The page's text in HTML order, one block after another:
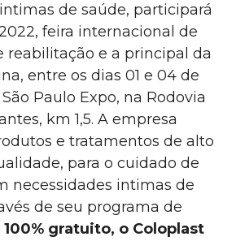
de saúde, participará
feira internacional de
reabilitação e a principal da
entre os dias 01 e 04 de
Paulo Expo, na Rodovia
km 1,5. A empresa
e tratamentos de alto
para o cuidado de
necessidades intimas de
de seu programa de
100% gratuito, o Coloplast